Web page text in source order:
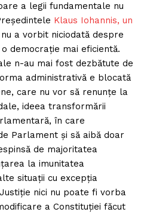
a legii fundamentale nu
Klaus Iohannis, un
nu a vorbit niciodată despre
democrație mai eficientă.
n-au mai fost dezbătute de
administrativă e blocată
care nu vor să renunțe la
ideea transformării
în care
Parlament și să aibă doar
de majoritatea
la imunitatea
situații cu excepția
nici nu poate fi vorba
a Constituției făcut